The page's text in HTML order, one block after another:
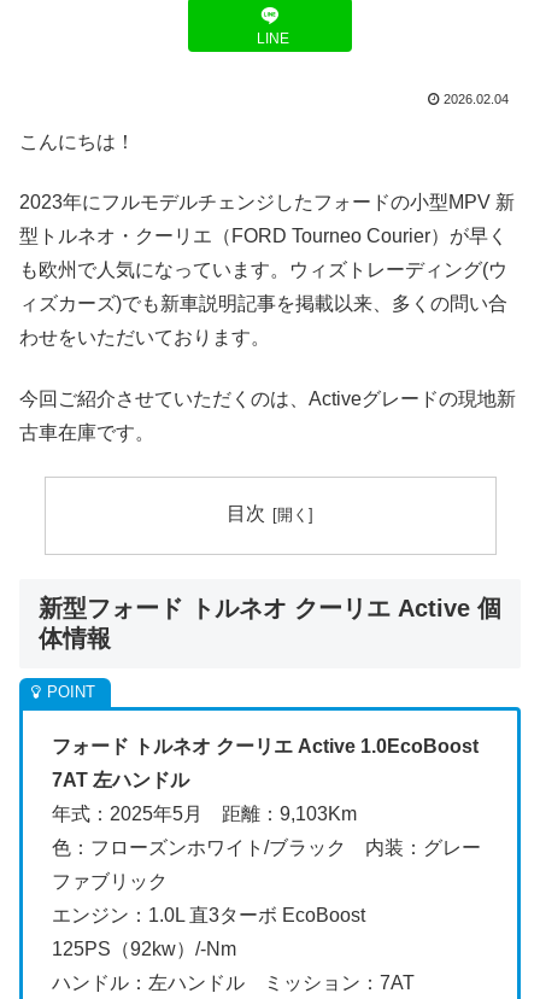
LINE
2026.02.04
こんにちは！
2023年にフルモデルチェンジしたフォードの小型MPV 新
型トルネオ・クーリエ（FORD Tourneo Courier）が早く
も欧州で人気になっています。ウィズトレーディング(ウ
ィズカーズ)でも新車説明記事を掲載以来、多くの問い合
わせをいただいております。
今回ご紹介させていただくのは、Activeグレードの現地新
古車在庫です。
目次
新型フォード トルネオ クーリエ Active 個
体情報
フォード トルネオ クーリエ Active 1.0EcoBoost
7AT 左ハンドル
年式：2025年5月 距離：9,103Km
色：フローズンホワイト/ブラック 内装：グレー
ファブリック
エンジン：1.0L 直3ターボ EcoBoost
125PS（92kw）/-Nm
ハンドル：左ハンドル ミッション：7AT